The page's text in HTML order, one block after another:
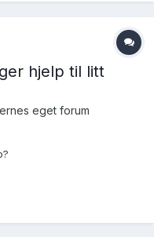
hjelp til litt
eget forum
Olsen? Det står
når og kvar? Videre skal